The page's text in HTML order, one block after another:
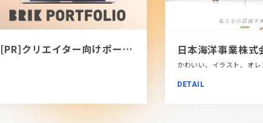
[PR]クリエイター向けポートフォリオツール｜BRIK PORTFOLIO
DETAIL